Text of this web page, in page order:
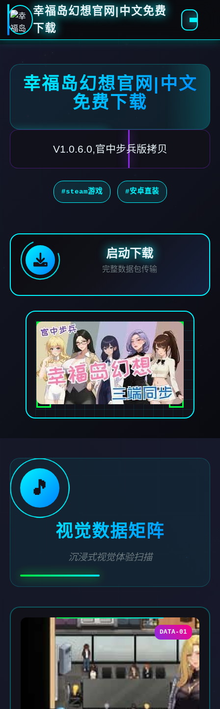
幸福岛幻想官网|中文免费
下载
幸福岛幻想官网|中文
免费下载
V1.0.6.0,官中步兵版拷贝
#steam游戏 #安卓直装
启动下载
完整数据包传输
🎵
视觉数据矩阵
沉浸式视觉体验扫描
DATA-01